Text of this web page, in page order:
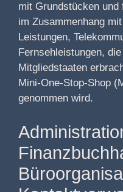
mit Grundstücken und
im Zusammenhang
Leistungen,
Fernsehleistungen,
Mitgliedstaaten
Mini-One-Stop-Shop
genommen wird.